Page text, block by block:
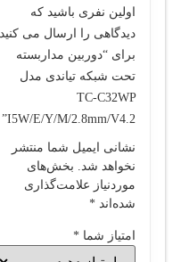
اولین نفری باشید که
دیدگاهی را ارسال می کنید
برای “دوربین مداربسته
تحت شبکه تیاندی مدل
TC-C32WP
I5W/E/Y/M/2.8mm/V4.2”
نشانی ایمیل شما منتشر
نخواهد شد.
بخش‌های
موردنیاز علامت‌گذاری
شده‌اند *
امتیاز شما *